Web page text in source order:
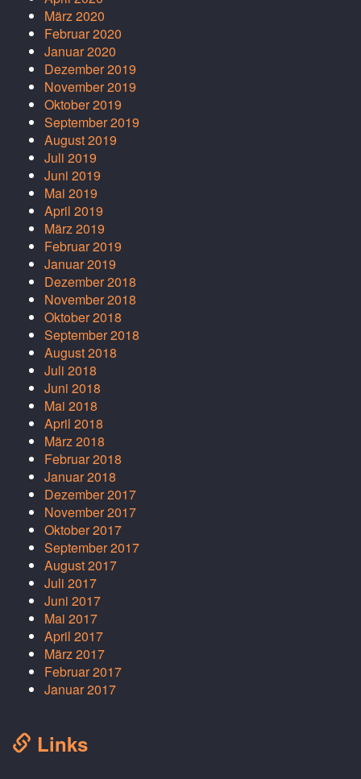
März 2020
Februar 2020
Januar 2020
Dezember 2019
November 2019
Oktober 2019
September 2019
August 2019
Juli 2019
Juni 2019
Mai 2019
April 2019
März 2019
Februar 2019
Januar 2019
Dezember 2018
November 2018
Oktober 2018
September 2018
August 2018
Juli 2018
Juni 2018
Mai 2018
April 2018
März 2018
Februar 2018
Januar 2018
Dezember 2017
November 2017
Oktober 2017
September 2017
August 2017
Juli 2017
Juni 2017
Mai 2017
April 2017
März 2017
Februar 2017
Januar 2017
Links